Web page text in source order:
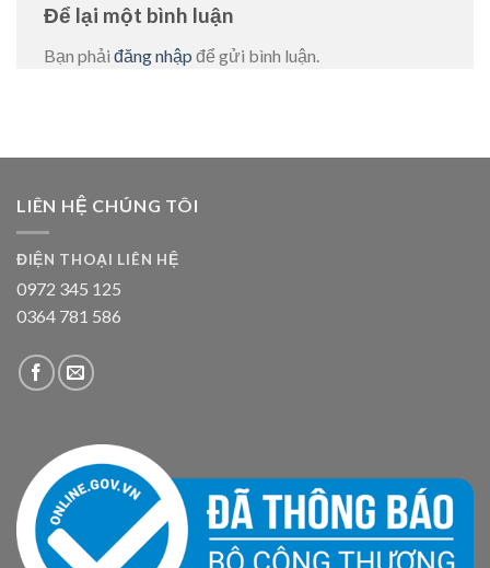
Để lại một bình luận
Bạn phải đăng nhập để gửi bình luận.
LIÊN HỆ CHÚNG TÔI
ĐIỆN THOẠI LIÊN HỆ
0972 345 125
0364 781 586